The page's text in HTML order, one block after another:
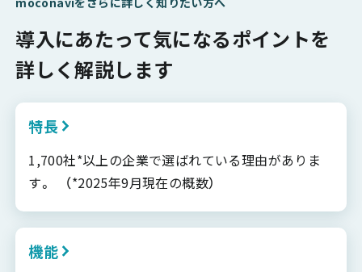
導入にあたって気になるポイントを
詳しく解説します
特長
1,700社*以上の企業で選ばれている理由がありま
す。 （*2025年9月現在の概数）
機能